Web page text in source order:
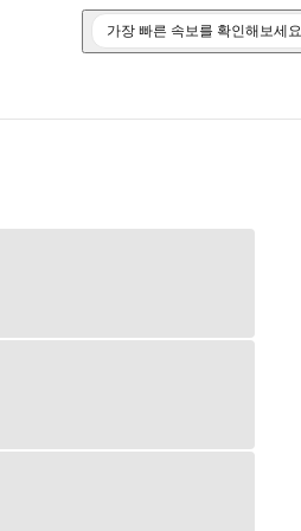
가장 빠른 속보를 확인해보세요